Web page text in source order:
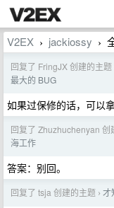
V2EX › jackiossy ›
回复了 FringJX 创建的主题
最大的 BUG
如果过保修的话，可以
回复了 Zhuzhuchenyan 创
海工作
答案：别回。
回复了 tsja 创建的主题 › 才